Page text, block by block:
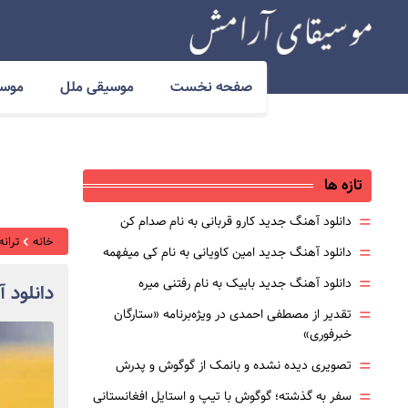
صفحه نخست موسیقی ملل
خانه
تازه ها
= دانلود آهنگ جدید کارو قربانی به نام صدام کن
= دانلود آهنگ جدید امین کاویانی به نام کی میفهمه
= دانلود آهنگ جدید بابیک به نام رفتنی میره
= تقدیر از مصطفی احمدی در ویژه‌برنامه «ستارگان
خبرفوری»
= تصویری دیده نشده و بانمک از گوگوش و پدرش
= سفر به گذشته؛ گوگوش با تیپ و استایل افغانستانی